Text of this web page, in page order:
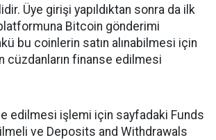
Üye girişi yapıldıktan sonra da ilk
Bitcoin gönderimi
bu coinlerin satın alınabilmesi için
cüzdanların finanse edilmesi
edilmesi işlemi için sayfadaki Funds
ve Deposits and Withdrawals